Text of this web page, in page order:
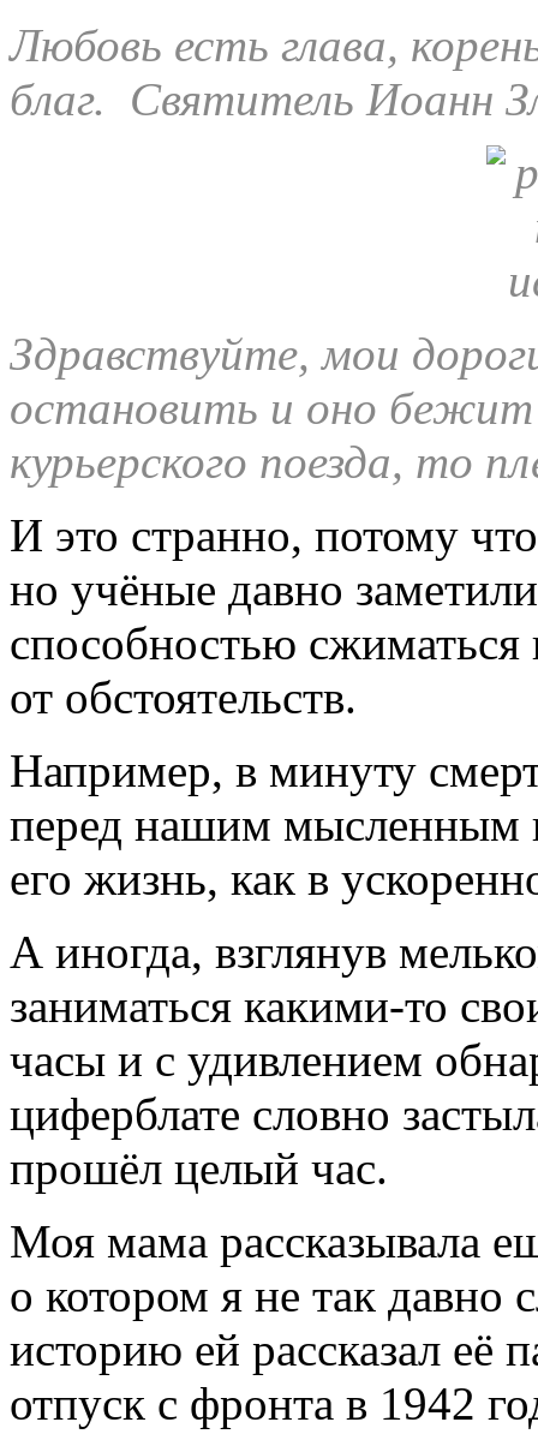
Любовь есть глава,
благ.
Святитель Иоанн
Здравствуйте, мои
остановить и оно
курьерского поезда, то
И это странно, потому
но учёные давно
способностью сжиматься
от обстоятельств.
Например, в минуту
перед нашим мысленным
его жизнь, как в
А иногда, взглянув
заниматься какими-то
часы и с удивлением
циферблате словно
прошёл целый час.
Моя мама рассказывала
о котором я не так давно
историю ей рассказал её
отпуск с фронта в 1942